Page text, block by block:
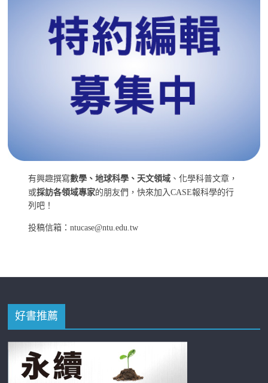
有興趣撰寫數學、地球科學、天文領域 、化學科普文章，
或採訪各領域專家的朋友們，快來加入CASE報科學的行
列吧！
投稿信箱：ntucase@ntu.edu.tw
好書推薦